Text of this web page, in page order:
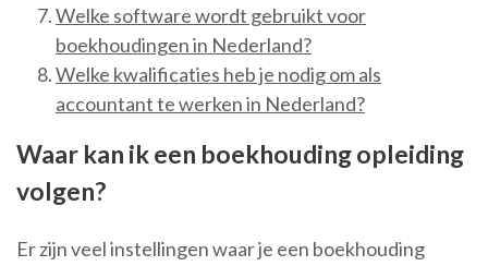
Welke software wordt gebruikt voor
boekhoudingen in Nederland?
Welke kwalificaties heb je nodig om als
accountant te werken in Nederland?
Waar kan ik een boekhouding opleiding
volgen?
Er zijn veel instellingen waar je een boekhouding